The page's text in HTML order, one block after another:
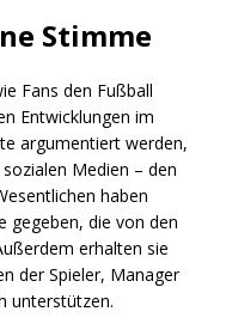
Stimme
Fans den Fußball
Entwicklungen im
argumentiert werden,
Medien – den
haben
gegeben, die von den
erhalten sie
der Spieler, Manager
unterstützen.